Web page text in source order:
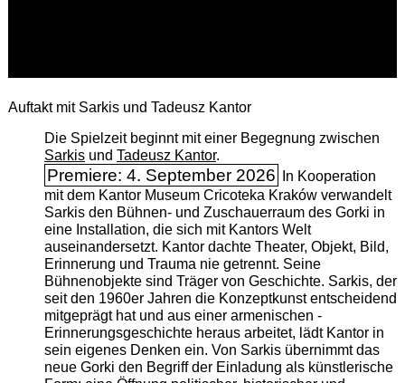
Auftakt mit Sarkis und Tadeusz Kantor
Die Spielzeit beginnt mit einer Begegnung zwischen
Sarkisund Tadeusz Kantor.
Premiere: 4. September 2026
In Kooperation
mit dem Kantor Museum Cricoteka Kraków verwandelt
Sarkis den Bühnen- und Zuschauerraum des Gorki in
eine Installation, die sich mit Kantors Welt
auseinandersetzt. Kantor dachte Theater, Objekt, Bild,
Erinnerung und Trauma nie getrennt. Seine
Bühnenobjekte sind Träger von Geschichte. Sarkis, der
seit den 1960er Jahren die Konzeptkunst entscheidend
mitgeprägt hat und aus einer armenischen ­
Erinnerungsgeschichte heraus arbeitet, lädt Kantor in
sein eigenes Denken ein. Von Sarkis übernimmt das
neue Gorki den Begriff der Einladung als künstlerische